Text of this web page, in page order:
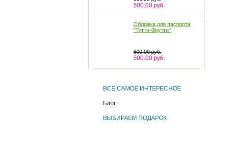
500.00 руб.
Обложка для паспорта
ВСЕ САМОЕ ИНТЕРЕСНОЕ
Блог
ВЫБИРАЕМ ПОДАРОК